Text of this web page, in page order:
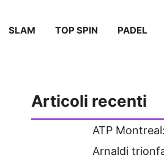
SLAM TOP SPIN PADEL
Articoli recenti
ATP
Arnaldi